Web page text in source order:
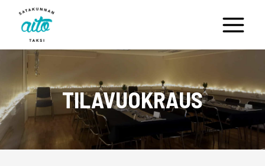
sisältöön
TILAVUOKRAUS